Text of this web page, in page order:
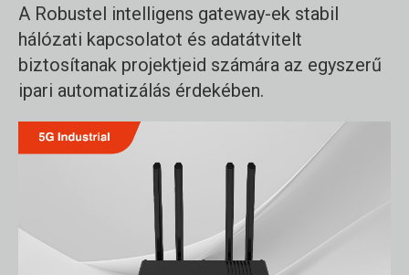
A Robustel intelligens gateway-ek stabil
hálózati kapcsolatot és adatátvitelt
biztosítanak projektjeid számára az egyszerű
ipari automatizálás érdekében.